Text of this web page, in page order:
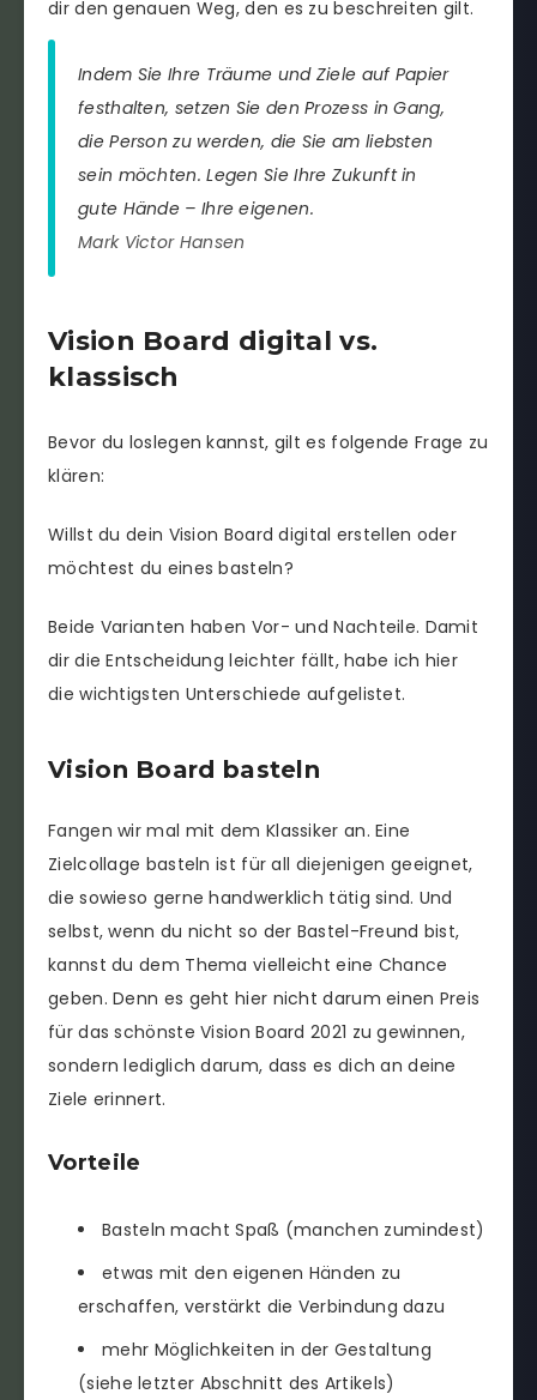
dir den genauen Weg, den es zu beschreiten gilt.
Indem Sie Ihre Träume und Ziele auf Papier
festhalten, setzen Sie den Prozess in Gang,
die Person zu werden, die Sie am liebsten
sein möchten. Legen Sie Ihre Zukunft in
gute Hände – Ihre eigenen.
Mark Victor Hansen
Vision Board digital vs.
klassisch
Bevor du loslegen kannst, gilt es folgende Frage zu
klären:
Willst du dein Vision Board digital erstellen oder
möchtest du eines basteln?
Beide Varianten haben Vor- und Nachteile. Damit
dir die Entscheidung leichter fällt, habe ich hier
die wichtigsten Unterschiede aufgelistet.
Vision Board basteln
Fangen wir mal mit dem Klassiker an. Eine
Zielcollage basteln ist für all diejenigen geeignet,
die sowieso gerne handwerklich tätig sind. Und
selbst, wenn du nicht so der Bastel-Freund bist,
kannst du dem Thema vielleicht eine Chance
geben. Denn es geht hier nicht darum einen Preis
für das schönste Vision Board 2021 zu gewinnen,
sondern lediglich darum, dass es dich an deine
Ziele erinnert.
Vorteile
Basteln macht Spaß (manchen zumindest)
etwas mit den eigenen Händen zu
erschaffen, verstärkt die Verbindung dazu
mehr Möglichkeiten in der Gestaltung
(siehe letzter Abschnitt des Artikels)